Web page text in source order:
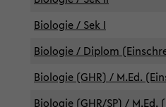
Biologie / Sek I
Biologie / Diplom
Biologie (GHR) / M.Ed.
Biologie (GHR/SP) / M.Ed.